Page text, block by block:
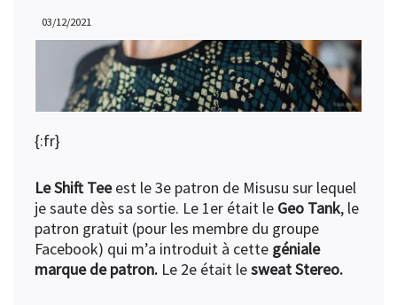
03/12/2021
{:fr}
Le Shift Teeest le 3e patron de Misusu sur lequel
je saute dès sa sortie. Le 1er était le Geo Tank, le
patron gratuit (pour les membre du groupe
Facebook) qui m’a introduit à cette géniale
marque de patron. Le 2e était lesweat Stereo.